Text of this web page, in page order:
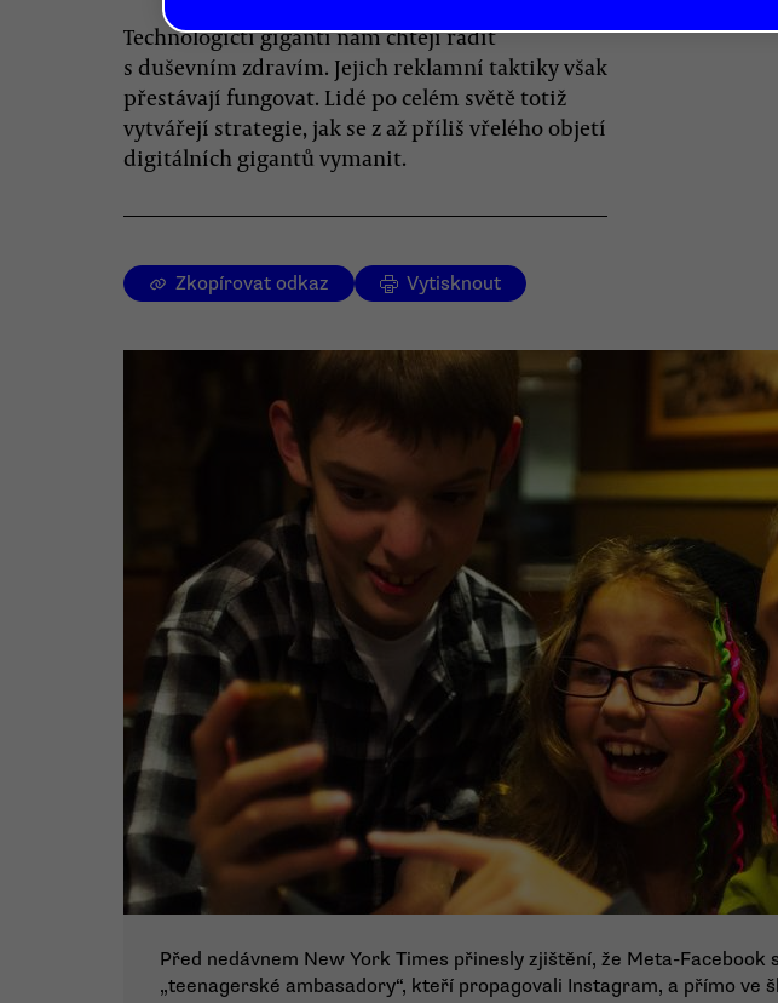
Technologičtí giganti nám chtějí radit
s duševním zdravím. Jejich reklamní taktiky však
přestávají fungovat. Lidé po celém světě totiž
vytvářejí strategie, jak se z až příliš vřelého objetí
digitálních gigantů vymanit.
Zkopírovat odkaz Vytisknout
Před nedávnem New York Times přinesly zjištění, že Meta-Facebook
„teenagerské ambasadory“, kteří propagovali Instagram, a přímo ve